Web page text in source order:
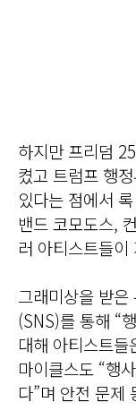
하지만 프리덤
켰고 트럼프 행
있다는 점에서
밴드 코모도스,
러 아티스트들
그래미상을 받은
(SNS)를 통해 “
대해 아티스트
마이클스도 “행
다”며 안전 문제